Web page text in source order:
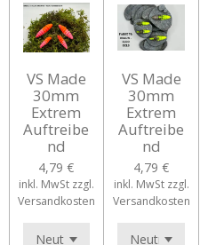
VS Made
30mm
Extrem
Auftreibe
nd
4,79 €
inkl. MwSt zzgl.
Versandkosten
VS Made
30mm
Extrem
Auftreibe
nd
4,79 €
inkl. MwSt zzgl.
Versandkosten